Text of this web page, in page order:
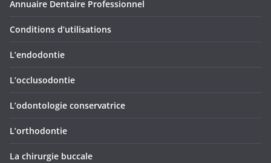
Annuaire Dentaire Professionnel
Conditions d’utilisations
L’endodontie
L’occlusodontie
L’odontologie conservatrice
L’orthodontie
La chirurgie buccale